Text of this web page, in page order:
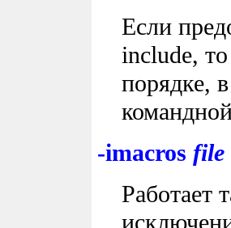
Если
include,
порядке,
-imacros file
Работает